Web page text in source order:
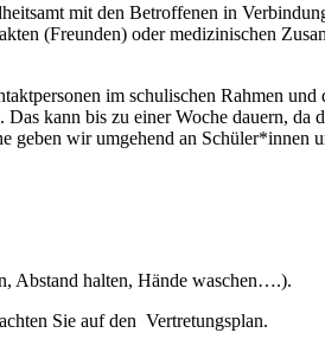
mit den Betroffenen in
(Freunden) oder medizinischen
im schulischen Rahmen und
kann bis zu einer Woche dauern, da
geben wir umgehend an Schüler*innen
Abstand halten, Hände waschen….).
Sie auf den Vertretungsplan.